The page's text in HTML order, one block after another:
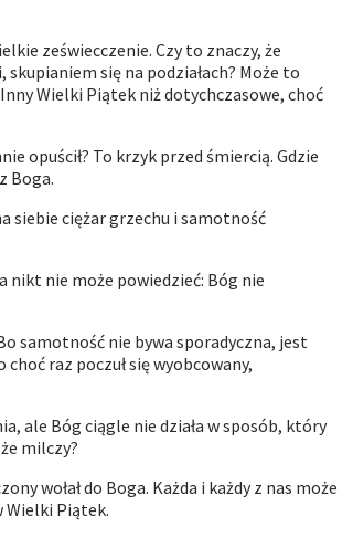
zeświecczenie. Czy to znaczy, że
się na podziałach? Może to
Wielki Piątek niż dotychczasowe, choć
opuścił? To krzyk przed śmiercią. Gdzie
Boga.
siebie ciężar grzechu i samotność
nikt nie może powiedzieć: Bóg nie
samotność nie bywa sporadyczna, jest
raz poczuł się wyobcowany,
ale Bóg ciągle nie działa w sposób, który
milczy?
wołał do Boga. Każda i każdy z nas może
Wielki Piątek.